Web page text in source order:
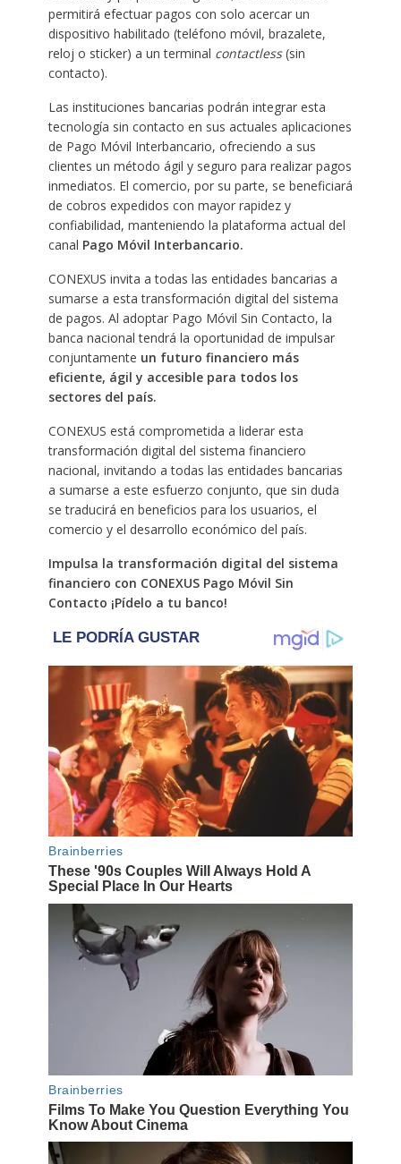
permitirá efectuar pagos con solo acercar un
dispositivo habilitado (teléfono móvil, brazalete,
reloj o sticker) a un terminal contactless(sin
contacto).
Las instituciones bancarias podrán integrar esta
tecnología sin contacto en sus actuales aplicaciones
de Pago Móvil Interbancario, ofreciendo a sus
clientes un método ágil y seguro para realizar pagos
inmediatos. El comercio, por su parte, se beneficiará
de cobros expedidos con mayor rapidez y
confiabilidad, manteniendo la plataforma actual del
canal Pago Móvil Interbancario.
CONEXUS invita a todas las entidades bancarias a
sumarse a esta transformación digital del sistema
de pagos. Al adoptar Pago Móvil Sin Contacto, la
banca nacional tendrá la oportunidad de impulsar
conjuntamente un futuro financiero más
eficiente, ágil y accesible para todos los
sectores del país.
CONEXUS está comprometida a liderar esta
transformación digital del sistema financiero
nacional, invitando a todas las entidades bancarias
a sumarse a este esfuerzo conjunto, que sin duda
se traducirá en beneficios para los usuarios, el
comercio y el desarrollo económico del país.
Impulsa la transformación digital del sistema
financiero con CONEXUS Pago Móvil Sin
Contacto ¡Pídelo a tu banco!